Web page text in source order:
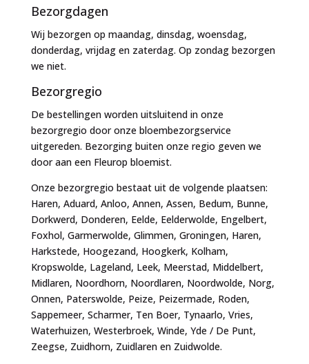
Bezorgdagen
Wij bezorgen op maandag, dinsdag, woensdag,
donderdag, vrijdag en zaterdag. Op zondag bezorgen
we niet.
Bezorgregio
De bestellingen worden uitsluitend in onze
bezorgregio door onze bloembezorgservice
uitgereden. Bezorging buiten onze regio geven we
door aan een Fleurop bloemist.
Onze bezorgregio bestaat uit de volgende plaatsen:
Haren, Aduard, Anloo, Annen, Assen, Bedum, Bunne,
Dorkwerd, Donderen, Eelde, Eelderwolde, Engelbert,
Foxhol, Garmerwolde, Glimmen, Groningen, Haren,
Harkstede, Hoogezand, Hoogkerk, Kolham,
Kropswolde, Lageland, Leek, Meerstad, Middelbert,
Midlaren, Noordhorn, Noordlaren, Noordwolde, Norg,
Onnen, Paterswolde, Peize, Peizermade, Roden,
Sappemeer, Scharmer, Ten Boer, Tynaarlo, Vries,
Waterhuizen, Westerbroek, Winde, Yde / De Punt,
Zeegse, Zuidhorn, Zuidlaren en Zuidwolde.